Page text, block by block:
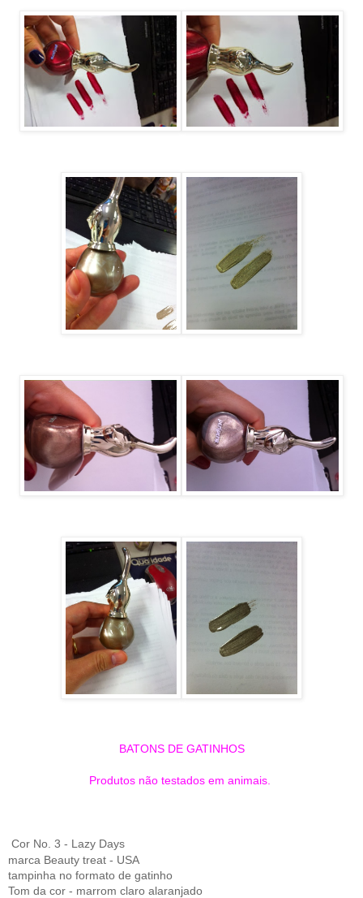
BATONS DE GATINHOS
Produtos não testados em animais.
Cor No. 3 - Lazy Days
marca Beauty treat - USA
tampinha no formato de gatinho
Tom da cor - marrom claro alaranjado